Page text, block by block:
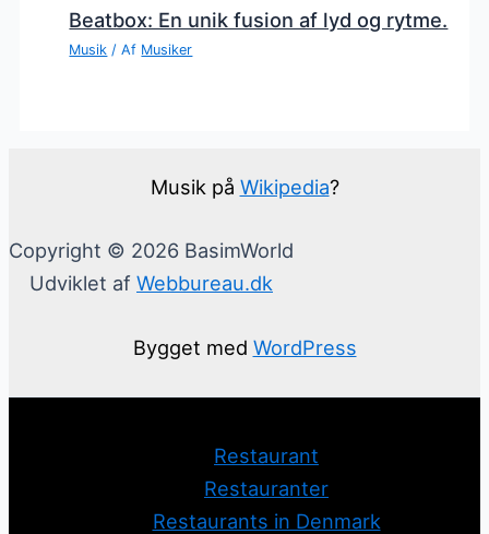
Beatbox: En unik fusion af lyd og rytme.
Musik / Af Musiker
Musik på Wikipedia?
Copyright © 2026 BasimWorld
Udviklet af Webbureau.dk
Bygget med WordPress
Restaurant
Restauranter
Restaurants in Denmark